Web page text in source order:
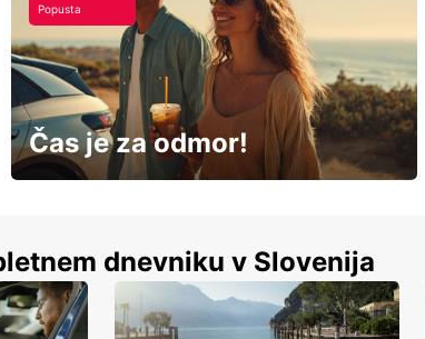
Popusta
Čas je za odmor!
dnevniku v Slovenija